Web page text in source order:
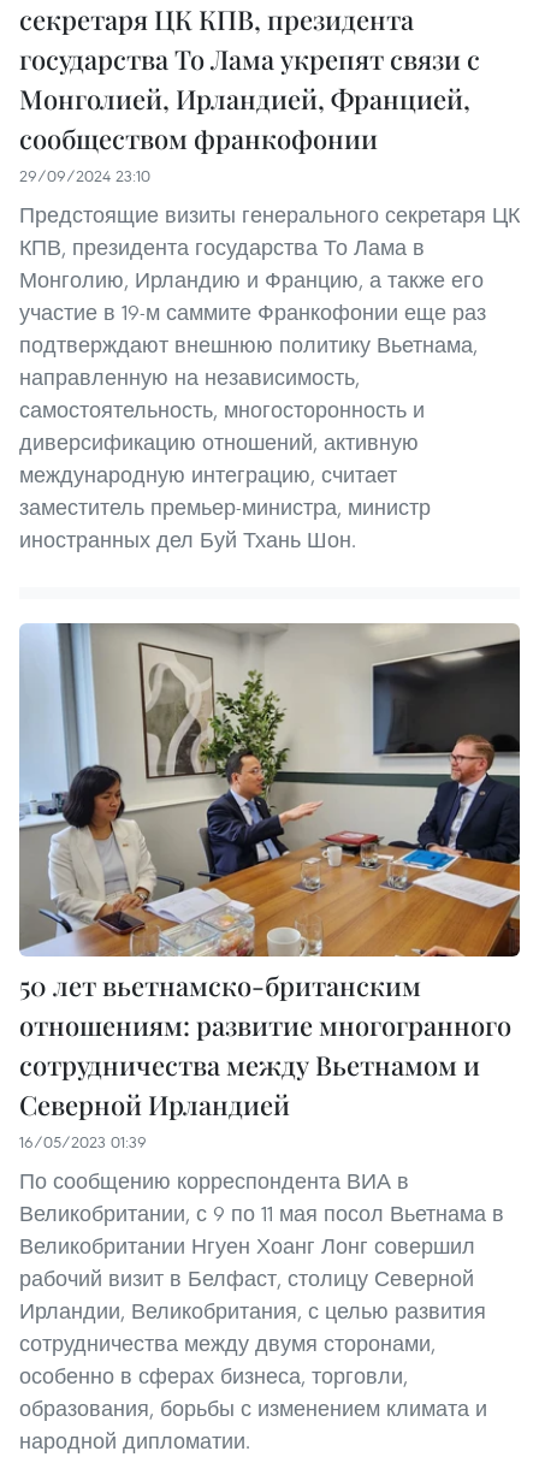
секретаря ЦК КПВ, президента
государства То Лама укрепят связи с
Монголией, Ирландией, Францией,
сообществом франкофонии
29/09/2024 23:10
Предстоящие визиты генерального секретаря ЦК
КПВ, президента государства То Лама в
Монголию, Ирландию и Францию, а также его
участие в 19-м саммите Франкофонии еще раз
подтверждают внешнюю политику Вьетнама,
направленную на независимость,
самостоятельность, многосторонность и
диверсификацию отношений, активную
международную интеграцию, считает
заместитель премьер-министра, министр
иностранных дел Буй Тхань Шон.
50 лет вьетнамско-британским
отношениям: развитие многогранного
сотрудничества между Вьетнамом и
Северной Ирландией
16/05/2023 01:39
По сообщению корреспондента ВИА в
Великобритании, с 9 по 11 мая посол Вьетнама в
Великобритании Нгуен Хоанг Лонг совершил
рабочий визит в Белфаст, столицу Северной
Ирландии, Великобритания, с целью развития
сотрудничества между двумя сторонами,
особенно в сферах бизнеса, торговли,
образования, борьбы с изменением климата и
народной дипломатии.